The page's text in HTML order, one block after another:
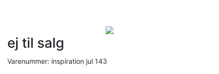
ej til salg
Varenummer: inspiration jul 143